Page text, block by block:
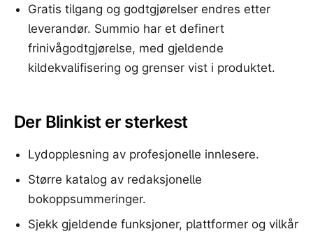
Gratis tilgang og godtgjørelser endres etter
leverandør. Summio har et definert
frinivågodtgjørelse, med gjeldende
kildekvalifisering og grenser vist i produktet.
Der Blinkist er sterkest
Lydopplesning av profesjonelle innlesere.
Større katalog av redaksjonelle
bokoppsummeringer.
Sjekk gjeldende funksjoner, plattformer og vilkår